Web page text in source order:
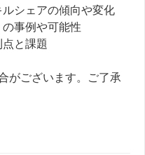
シェアの傾向や変化
事例や可能性
と課題
がございます。ご了承